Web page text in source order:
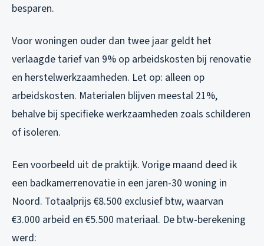
besparen.
Voor woningen ouder dan twee jaar geldt het
verlaagde tarief van 9% op arbeidskosten bij renovatie
en herstelwerkzaamheden. Let op: alleen op
arbeidskosten. Materialen blijven meestal 21%,
behalve bij specifieke werkzaamheden zoals schilderen
of isoleren.
Een voorbeeld uit de praktijk. Vorige maand deed ik
een badkamerrenovatie in een jaren-30 woning in
Noord. Totaalprijs €8.500 exclusief btw, waarvan
€3.000 arbeid en €5.500 materiaal. De btw-berekening
werd: